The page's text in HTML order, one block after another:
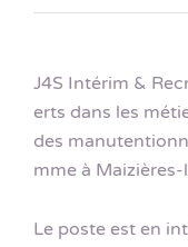
J4S Intérim &
erts dans les
des
mme à
Le poste est en